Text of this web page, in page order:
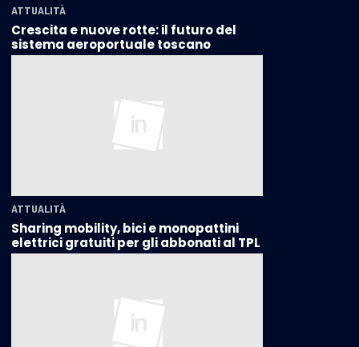
ATTUALITÀ
Crescita e nuove rotte: il futuro del
sistema aeroportuale toscano
ATTUALITÀ
Sharing mobility, bici e monopattini
elettrici gratuiti per gli abbonati al TPL